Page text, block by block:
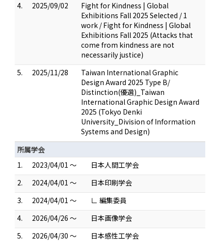
4.
2025/09/02
Fight for Kindness | Global
Exhibitions Fall 2025 Selected / 1
work / Fight for Kindness | Global
Exhibitions Fall 2025 (Attacks that
come from kindness are not
necessarily justice)
5.
2025/11/28
Taiwan International Graphic
Design Award 2025 Type B/
Distinction(優選)_Taiwan
International Graphic Design Award
2025 (Tokyo Denki
University_Division of Information
Systems and Design)
所属学会
1.
2023/04/01 ～
日本人間工学会
2.
2024/04/01 ～
日本印刷学会
3.
2024/04/01 ～
∟ 編集委員
4.
2026/04/26 ～
日本画像学会
5.
2026/04/30 ～
日本感性工学会